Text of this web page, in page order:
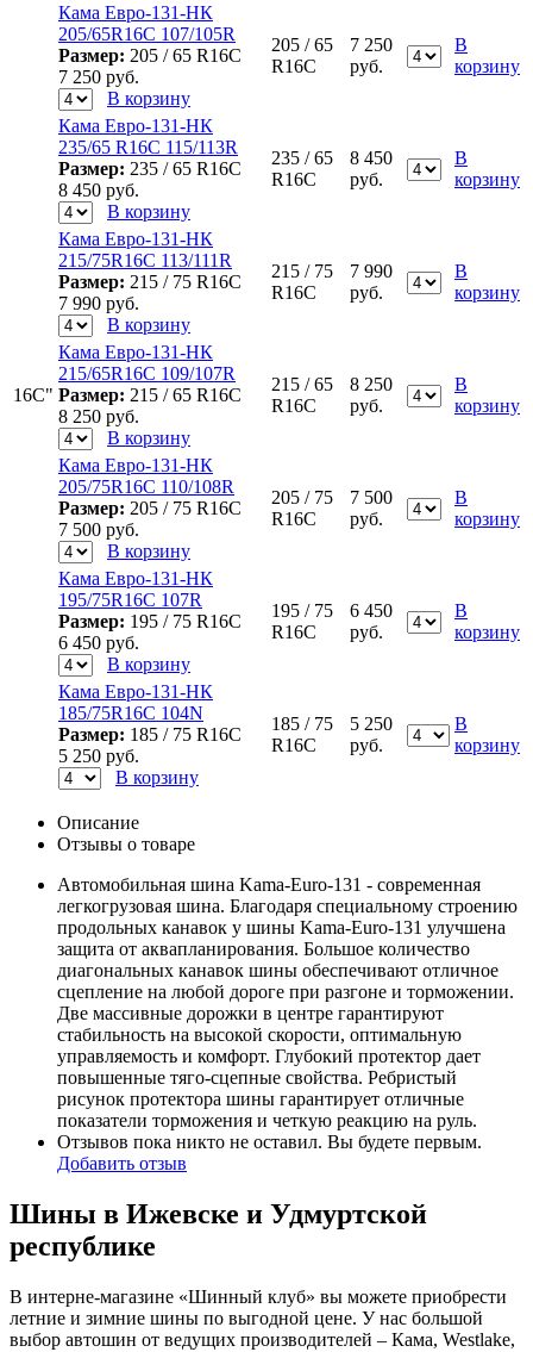
16C"
Кама Евро-131-НК
205/65R16C 107/105R
Размер: 205 / 65 R16C
7 250 руб.
В корзину
205 / 65
R16C
7 250
руб.
В
корзину
Кама Евро-131-НК
235/65 R16C 115/113R
Размер: 235 / 65 R16C
8 450 руб.
В корзину
235 / 65
R16C
8 450
руб.
В
корзину
Кама Евро-131-НК
215/75R16C 113/111R
Размер: 215 / 75 R16C
7 990 руб.
В корзину
215 / 75
R16C
7 990
руб.
В
корзину
Кама Евро-131-НК
215/65R16C 109/107R
Размер: 215 / 65 R16C
8 250 руб.
В корзину
215 / 65
R16C
8 250
руб.
В
корзину
Кама Евро-131-НК
205/75R16C 110/108R
Размер: 205 / 75 R16C
7 500 руб.
В корзину
205 / 75
R16C
7 500
руб.
В
корзину
Кама Евро-131-НК
195/75R16C 107R
Размер: 195 / 75 R16C
6 450 руб.
В корзину
195 / 75
R16C
6 450
руб.
В
корзину
Кама Евро-131-НК
185/75R16С 104N
Размер: 185 / 75 R16C
5 250 руб.
В корзину
185 / 75
R16C
5 250
руб.
В
корзину
Описание
Отзывы о товаре
Автомобильная шина Kama-Euro-131 - современная
легкогрузовая шина. Благодаря специальному строению
продольных канавок у шины Kama-Euro-131 улучшена
защита от аквапланирования. Большое количество
диагональных канавок шины обеспечивают отличное
сцепление на любой дороге при разгоне и торможении.
Две массивные дорожки в центре гарантируют
стабильность на высокой скорости, оптимальную
управляемость и комфорт. Глубокий протектор дает
повышенные тяго-сцепные свойства. Ребристый
рисунок протектора шины гарантирует отличные
показатели торможения и четкую реакцию на руль.
Отзывов пока никто не оставил. Вы будете первым.
Добавить отзыв
Шины в Ижевске и Удмуртской
республике
В интерне-магазине «Шинный клуб» вы можете приобрести
летние и зимние шины по выгодной цене. У нас большой
выбор автошин от ведущих производителей – Кама, Westlake,